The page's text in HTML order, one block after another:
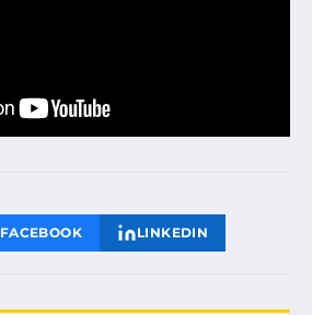
FACEBOOK LINKEDIN